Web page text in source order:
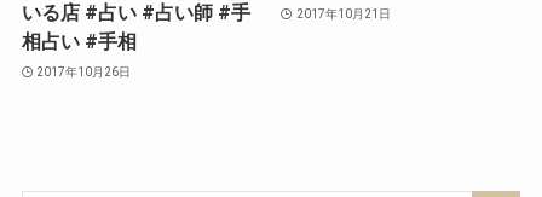
いる店 #占い #占い師 #手
相占い #手相
2017年10月26日
2017年10月21日